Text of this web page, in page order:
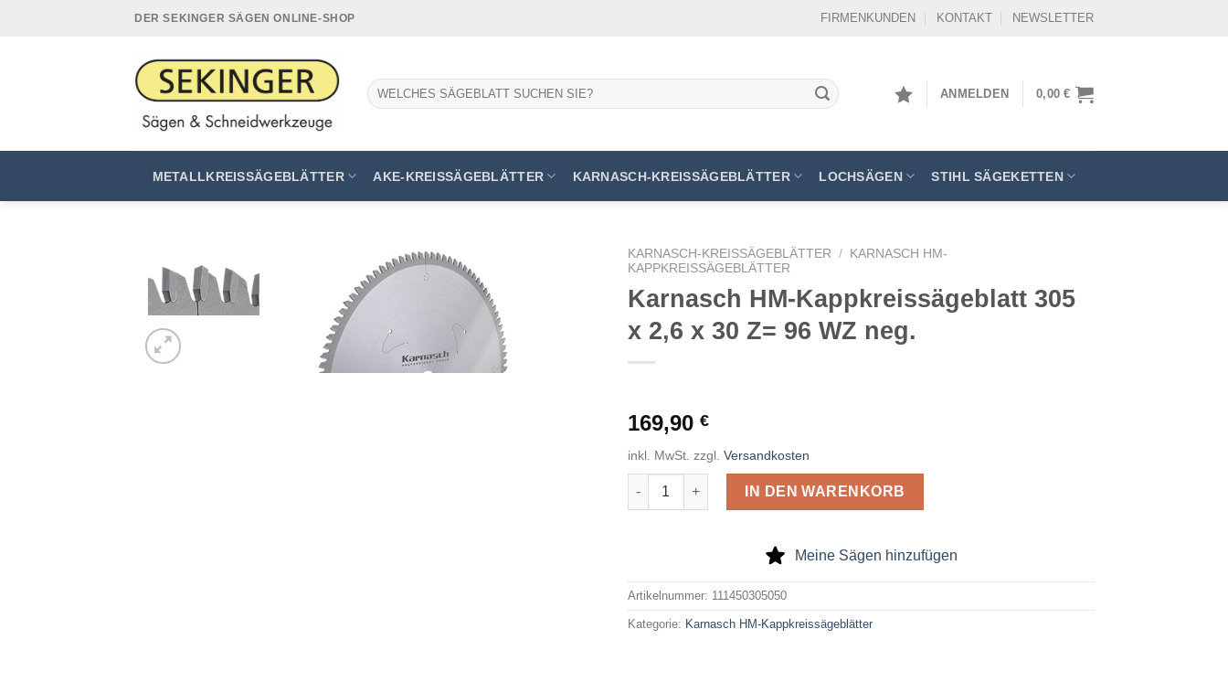
DER SEKINGER SÄGEN ONLINE-SHOP FIRMENKUNDEN KONTAKT NEWSLETTER
Suchen
nach:
ANMELDEN 0,00€
METALLKREISSÄGEBLÄTTER AKE-KREISSÄGEBLÄTTER KARNASCH-KREISSÄGEBLÄTTER LOCHSÄGEN STIHL SÄGEKETTEN
KARNASCH-KREISSÄGEBLÄTTER /
KARNASCH HM-
KAPPKREISSÄGEBLÄTTER
Karnasch HM-Kappkreissägeblatt 305
x 2,6 x 30 Z= 96 WZ neg.
169,90 €
inkl. MwSt. zzgl. Versandkosten
Karnasch HM-Kappkreissägeblatt 305 x 2,6 x 30 Z= 96 WZ neg. Menge
IN DEN WARENKORB
Meine Sägen hinzufügen
Artikelnummer: 111450305050
Kategorie: Karnasch HM-Kappkreissägeblätter